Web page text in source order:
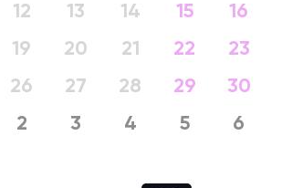
12 13 14 15
16
19 20 21 22
23
26 27 28 29
30
2 3 4 5 6